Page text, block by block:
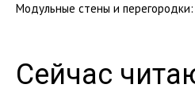
Модульные стены и перегородки:
Сейчас